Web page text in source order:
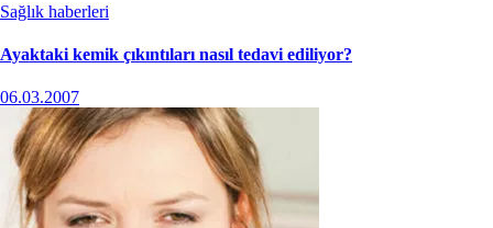
Sağlık haberleri
Ayaktaki kemik çıkıntıları nasıl tedavi ediliyor?
06.03.2007